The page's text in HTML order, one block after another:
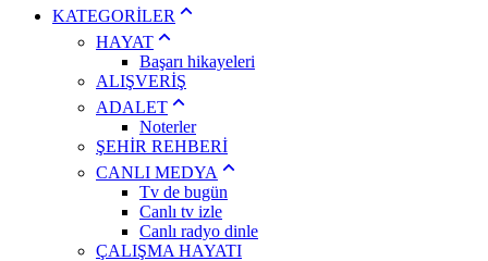
KATEGORİLER
HAYAT
Başarı hikayeleri
ALIŞVERİŞ
ADALET
Noterler
ŞEHİR REHBERİ
CANLI MEDYA
Tv de bugün
Canlı tv izle
Canlı radyo dinle
ÇALIŞMA HAYATI